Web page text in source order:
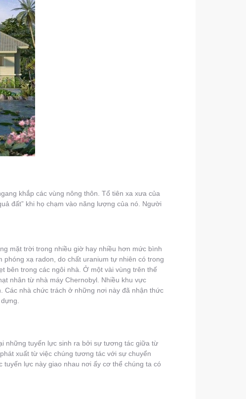
khắp các vùng nông thôn. Tổ tiên xa xưa của
đất” khi họ chạm vào năng lượng của nó. Người
mặt trời trong nhiều giờ hay nhiều hơn mức bình
xạ radon, do chất uranium tự nhiên có trong
bên trong các ngôi nhà. Ở một vài vùng trên thế
nhân từ nhà máy Chernobyl. Nhiều khu vực
Các nhà chức trách ở những nơi này đã nhận thức
những tuyến lực sinh ra bởi sự tương tác giữa từ
xuất từ việc chúng tương tác với sự chuyển
lực này giao nhau nơi ấy cơ thể chúng ta có